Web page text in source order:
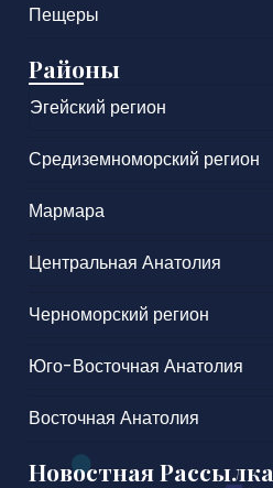
Пещеры
Районы
Эгейский регион
Средиземноморский регион
Мармара
Центральная Анатолия
Черноморский регион
Юго-Восточная Анатолия
Восточная Анатолия
Новостная Рассылка